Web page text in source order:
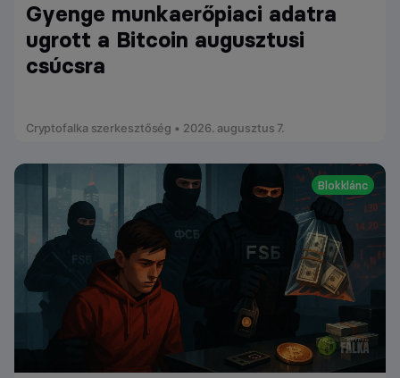
Gyenge munkaerőpiaci adatra
ugrott a Bitcoin augusztusi
csúcsra
Cryptofalka szerkesztőség • 2026. augusztus 7.
Blokklánc